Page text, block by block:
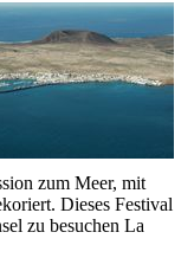
zum Meer, mit
Dieses Festival
zu besuchen La